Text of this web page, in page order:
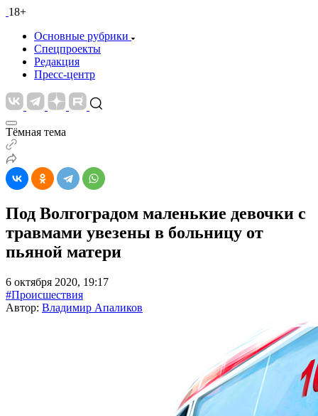
18+
Основные рубрики
Спецпроекты
Редакция
Пресс-центр
Тёмная тема
Под Волгоградом маленькие девочки с
травмами увезены в больницу от
пьяной матери
6 октября 2020, 19:17
#Происшествия
Автор: Владимир Апаликов